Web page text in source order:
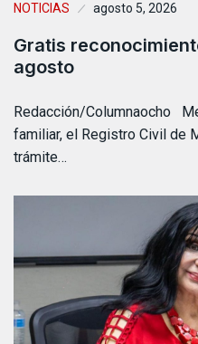
NOTICIAS agosto 5, 2026
Gratis
agosto
Redacción/Columnaocho
familiar, el Registro Civil de
trámite…